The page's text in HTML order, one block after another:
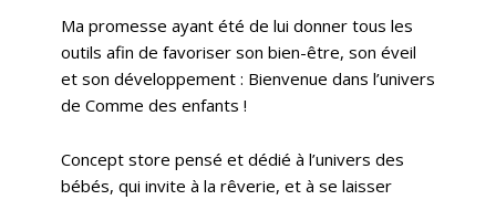
Ma promesse ayant été de lui donner tous les
outils afin de favoriser son bien-être, son éveil
et son développement : Bienvenue dans l’univers
de Comme des enfants !
Concept store pensé et dédié à l’univers des
bébés, qui invite à la rêverie, et à se laisser